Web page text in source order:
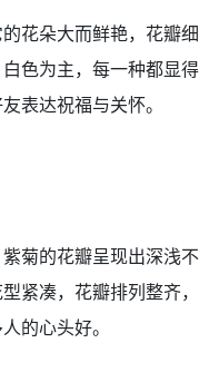
花朵大而鲜艳，花瓣
色为主，每一种都显
表达祝福与关怀。
菊的花瓣呈现出深浅
紧凑，花瓣排列整齐
的心头好。